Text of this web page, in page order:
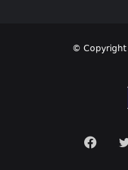
© Copyright